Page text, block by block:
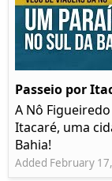
Passeio por
A Nô
Itacaré, uma
Bahia!
Added February